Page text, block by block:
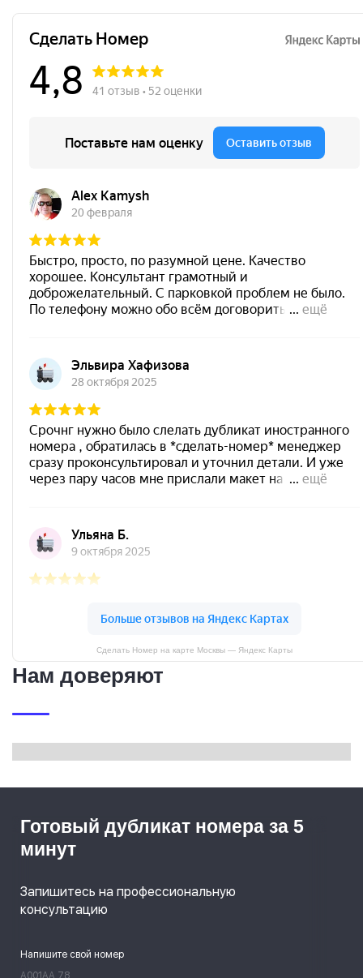
Сделать Номер на карте Москвы — Яндекс Карты
Нам доверяют
Готовый дубликат номера за 5
минут
Запишитесь на профессиональную
консультацию
Напишите свой номер